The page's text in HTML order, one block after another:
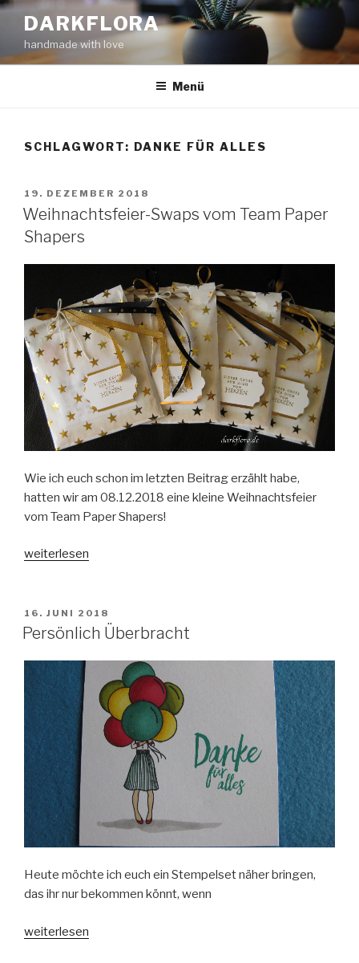
Zum
Inhalt
springen
DARKFLORA
handmade with love
Menü
SCHLAGWORT: DANKE FÜR ALLES
VERÖFFENTLICHT
AM
19. DEZEMBER 2018
Weihnachtsfeier-Swaps vom Team Paper
Shapers
Wie ich euch schon im letzten Beitrag erzählt habe,
hatten wir am 08.12.2018 eine kleine Weihnachtsfeier
vom Team Paper Shapers!
„Weihnachtsfeier-
Team
Paper
weiterlesen
VERÖFFENTLICHT
AM
16. JUNI 2018
Persönlich Überbracht
Heute möchte ich euch ein Stempelset näher bringen,
das ihr nur bekommen könnt, wenn
„Persönlich
weiterlesen